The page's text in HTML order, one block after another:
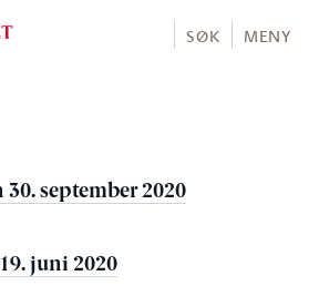
SØK MENY
september 2020
juni 2020